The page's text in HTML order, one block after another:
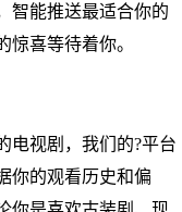
智能推送最适合你的
惊喜等待着你。
电视剧，我们的?平台
你的观看历史和偏